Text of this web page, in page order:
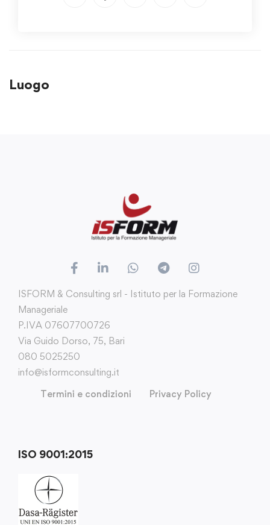
Luogo
ISFORM & Consulting srl - Istituto per la Formazione
Manageriale
P.IVA 07607700726
Via Guido Dorso, 75, Bari
080 5025250
info@isformconsulting.it
Termini e condizioni
Privacy Policy
ISO 9001:2015